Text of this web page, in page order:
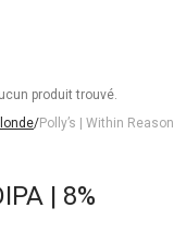
produit trouvé.
/Polly’s | Within Reason
| 8%